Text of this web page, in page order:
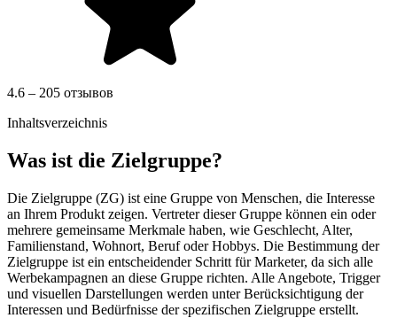
4.6 – 205 отзывов
Inhaltsverzeichnis
Was ist die Zielgruppe?
Die Zielgruppe (ZG) ist eine Gruppe von Menschen, die Interesse
an Ihrem Produkt zeigen. Vertreter dieser Gruppe können ein oder
mehrere gemeinsame Merkmale haben, wie Geschlecht, Alter,
Familienstand, Wohnort, Beruf oder Hobbys. Die Bestimmung der
Zielgruppe ist ein entscheidender Schritt für Marketer, da sich alle
Werbekampagnen an diese Gruppe richten. Alle Angebote, Trigger
und visuellen Darstellungen werden unter Berücksichtigung der
Interessen und Bedürfnisse der spezifischen Zielgruppe erstellt.